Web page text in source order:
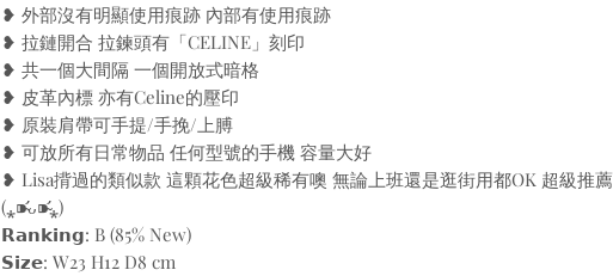
❥ 外部沒有明顯使用痕跡 內部有使用痕跡
❥ 拉鏈開合 拉鍊頭有「CELINE」刻印
❥ 共一個大間隔 一個開放式暗格
❥ 皮革內標 亦有Celine的壓印
❥ 原裝肩帶可手提/手挽/上膊
❥ 可放所有日常物品 任何型號的手機 容量大好
❥ Lisa揹過的類似款 這顆花色超級稀有噢 無論上班還是逛街用都OK 超級推薦
(⁎⁍̴̛ᴗ⁍̴̛⁎)
𝗥𝗮𝗻𝗸𝗶𝗻𝗴: B (85% New)
𝗦𝗶𝘇𝗲: W23 H12 D8 cm